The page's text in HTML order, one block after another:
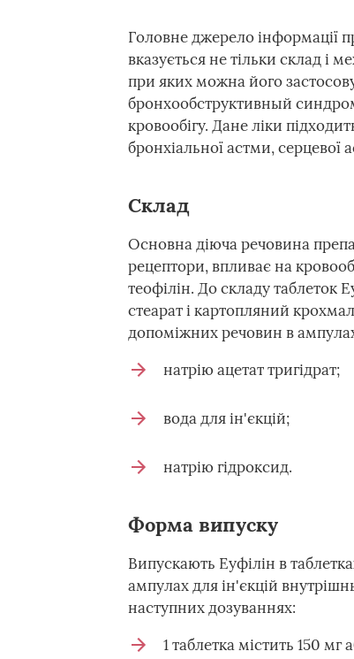
Головне джерело інформації
вказується не тільки склад і
при яких можна його
бронхообструктивный
кровообігу. Дане ліки
бронхіальної астми, серцевої
Склад
Основна діюча речовина
рецептори, впливає на
теофілін. До складу таблеток
стеарат і картопляний
допоміжних речовин в
натрію ацетат тригідрат;
вода для ін'єкцій;
натрію гідроксид.
Форма випуску
Випускають Еуфілін в
ампулах для ін'єкцій
наступних дозуваннях:
1 таблетка містить 150